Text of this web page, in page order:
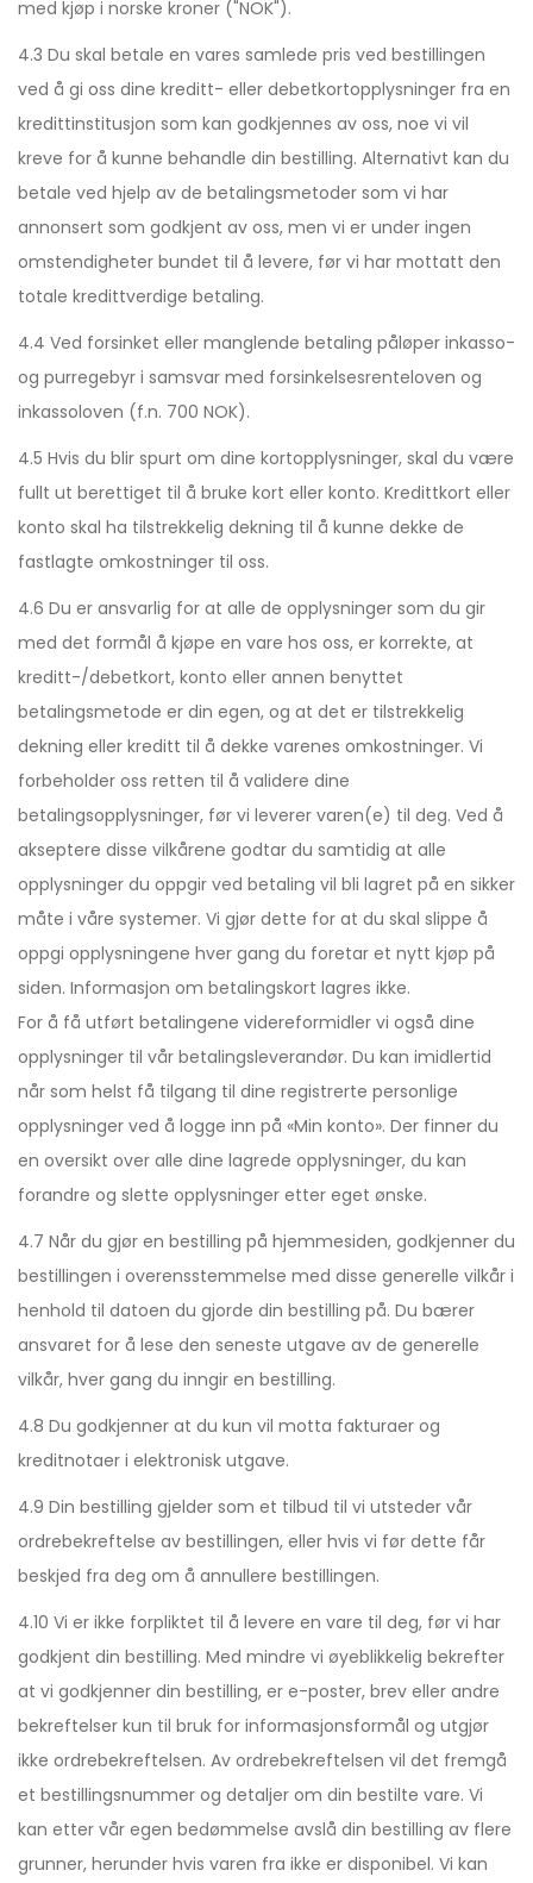
med kjøp i norske kroner ("NOK").
4.3 Du skal betale en vares samlede pris ved bestillingen
ved å gi oss dine kreditt- eller debetkortopplysninger fra en
kredittinstitusjon som kan godkjennes av oss, noe vi vil
kreve for å kunne behandle din bestilling. Alternativt kan du
betale ved hjelp av de betalingsmetoder som vi har
annonsert som godkjent av oss, men vi er under ingen
omstendigheter bundet til å levere, før vi har mottatt den
totale kredittverdige betaling.
4.4 Ved forsinket eller manglende betaling påløper inkasso-
og purregebyr i samsvar med forsinkelsesrenteloven og
inkassoloven (f.n. 700 NOK).
4.5 Hvis du blir spurt om dine kortopplysninger, skal du være
fullt ut berettiget til å bruke kort eller konto. Kredittkort eller
konto skal ha tilstrekkelig dekning til å kunne dekke de
fastlagte omkostninger til oss.
4.6 Du er ansvarlig for at alle de opplysninger som du gir
med det formål å kjøpe en vare hos oss, er korrekte, at
kreditt-/debetkort, konto eller annen benyttet
betalingsmetode er din egen, og at det er tilstrekkelig
dekning eller kreditt til å dekke varenes omkostninger. Vi
forbeholder oss retten til å validere dine
betalingsopplysninger, før vi leverer varen(e) til deg. Ved å
akseptere disse vilkårene godtar du samtidig at alle
opplysninger du oppgir ved betaling vil bli lagret på en sikker
måte i våre systemer. Vi gjør dette for at du skal slippe å
oppgi opplysningene hver gang du foretar et nytt kjøp på
siden. Informasjon om betalingskort lagres ikke.
For å få utført betalingene videreformidler vi også dine
opplysninger til vår betalingsleverandør. Du kan imidlertid
når som helst få tilgang til dine registrerte personlige
opplysninger ved å logge inn på «Min konto». Der finner du
en oversikt over alle dine lagrede opplysninger, du kan
forandre og slette opplysninger etter eget ønske.
4.7 Når du gjør en bestilling på hjemmesiden, godkjenner du
bestillingen i overensstemmelse med disse generelle vilkår i
henhold til datoen du gjorde din bestilling på. Du bærer
ansvaret for å lese den seneste utgave av de generelle
vilkår, hver gang du inngir en bestilling.
4.8 Du godkjenner at du kun vil motta fakturaer og
kreditnotaer i elektronisk utgave.
4.9 Din bestilling gjelder som et tilbud til vi utsteder vår
ordrebekreftelse av bestillingen, eller hvis vi før dette får
beskjed fra deg om å annullere bestillingen.
4.10 Vi er ikke forpliktet til å levere en vare til deg, før vi har
godkjent din bestilling. Med mindre vi øyeblikkelig bekrefter
at vi godkjenner din bestilling, er e-poster, brev eller andre
bekreftelser kun til bruk for informasjonsformål og utgjør
ikke ordrebekreftelsen. Av ordrebekreftelsen vil det fremgå
et bestillingsnummer og detaljer om din bestilte vare. Vi
kan etter vår egen bedømmelse avslå din bestilling av flere
grunner, herunder hvis varen fra ikke er disponibel. Vi kan